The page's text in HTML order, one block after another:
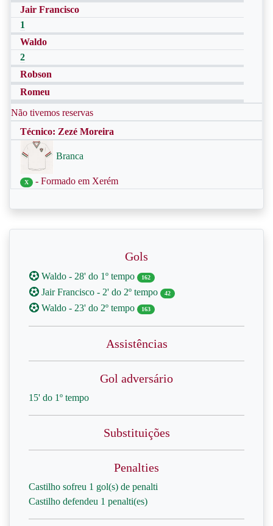
Jair Francisco
1
Waldo
2
Robson
Romeu
Não tivemos reservas
Técnico: Zezé Moreira
Branca
X - Formado em Xerém
Gols
Waldo - 28' do 1º tempo 162
Jair Francisco - 2' do 2º tempo 42
Waldo - 23' do 2º tempo 163
Assistências
Gol adversário
15' do 1º tempo
Substituições
Penalties
Castilho sofreu 1 gol(s) de penalti
Castilho defendeu 1 penalti(es)